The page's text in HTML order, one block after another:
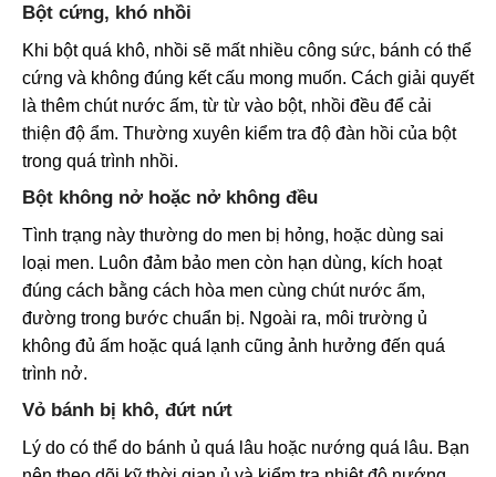
Bột cứng, khó nhồi
Khi bột quá khô, nhồi sẽ mất nhiều công sức, bánh có thể
cứng và không đúng kết cấu mong muốn. Cách giải quyết
là thêm chút nước ấm, từ từ vào bột, nhồi đều để cải
thiện độ ẩm. Thường xuyên kiểm tra độ đàn hồi của bột
trong quá trình nhồi.
Bột không nở hoặc nở không đều
Tình trạng này thường do men bị hỏng, hoặc dùng sai
loại men. Luôn đảm bảo men còn hạn dùng, kích hoạt
đúng cách bằng cách hòa men cùng chút nước ấm,
đường trong bước chuẩn bị. Ngoài ra, môi trường ủ
không đủ ấm hoặc quá lạnh cũng ảnh hưởng đến quá
trình nở.
Vỏ bánh bị khô, đứt nứt
Lý do có thể do bánh ủ quá lâu hoặc nướng quá lâu. Bạn